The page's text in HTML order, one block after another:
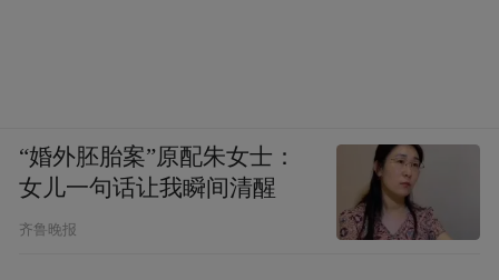
“婚外胚胎案”原配朱女士：
女儿一句话让我瞬间清醒
齐鲁晚报